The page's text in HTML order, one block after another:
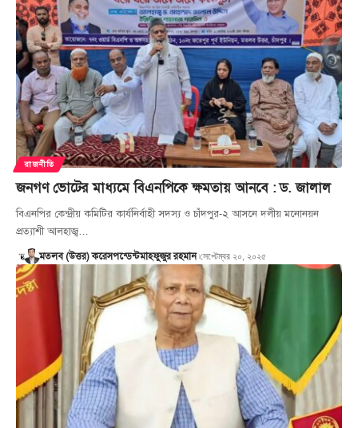
রাজনীতি
জনগণ ভোটের মাধ্যমে বিএনপিকে ক্ষমতায় আনবে : ড. জালাল
বিএনপির কেন্দ্রীয় কমিটির কার্যনির্বাহী সদস্য ও চাঁদপুর-২ আসনে দলীয় মনোনয়ন
প্রত্যাশী আলহাজ্ব…
মতলব (উত্তর) করেসপন্ডেন্টমাহফুজুর রহমান সেপ্টেম্বর ২০, ২০২৫